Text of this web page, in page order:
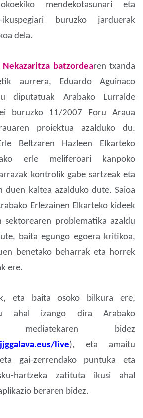
mendekotasunari eta
ikuspegiari buruzko jarduerak
dela.
Nekazaritza batzordearen txanda
aurrera, Eduardo Aguinaco
diputatuak Arabako Lurralde
buruzko 11/2007 Foru Araua
proiektua azalduko du.
Beltzaren Hazleen Elkarteko
erle meliferoari kanpoko
kontrolik gabe sartzeak eta
duen kaltea azalduko dute. Saioa
Erlezainen Elkarteko kideek
sektorearen problematika azaldu
baita egungo egoera kritikoa,
benetako beharrak eta horrek
ere.
eta baita osoko bilkura ere,
ahal izango dira Arabako
mediatekaren bidez
live), eta amaitu
gai-zerrendako puntuka eta
hartzeka zatituta ikusi ahal
beraren bidez.